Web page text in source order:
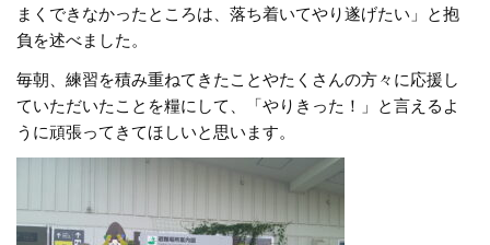
まくできなかったところは、落ち着いてやり遂げたい」と抱
負を述べました。
毎朝、練習を積み重ねてきたことやたくさんの方々に応援し
ていただいたことを糧にして、「やりきった！」と言えるよ
うに頑張ってきてほしいと思います。